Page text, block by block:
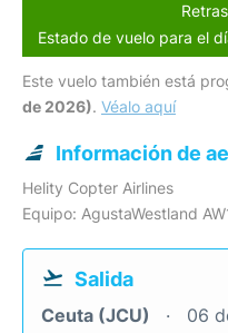
Estado de vuelo para el
Este vuelo también está
de 2026). Véalo aquí
Información de
Helity Copter Airlines
Equipo: AgustaWestland
Salida
Ceuta (JCU) 06